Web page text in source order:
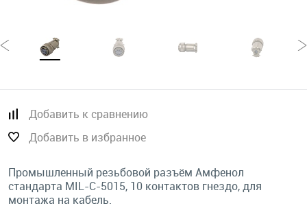
Добавить к сравнению
Добавить в избранное
Промышленный резьбовой разъём Амфенол
стандарта MIL-C-5015, 10 контактов гнездо, для
монтажа на кабель.